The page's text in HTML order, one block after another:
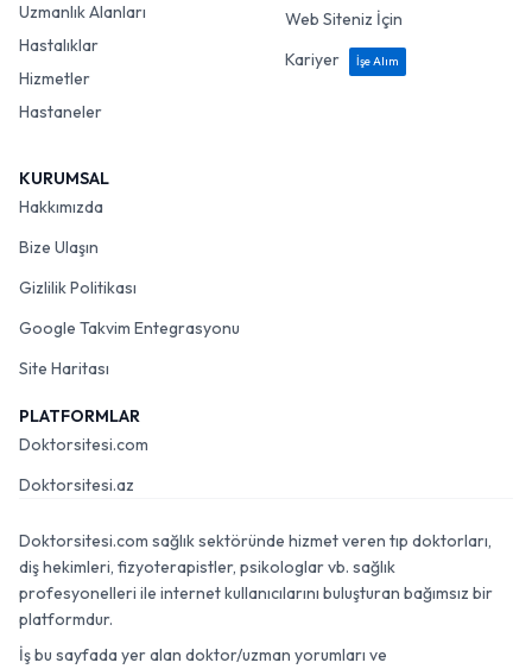
Uzmanlık Alanları
Hastalıklar
Hizmetler
Hastaneler
Web Siteniz İçin
Kariyer
İşe Alım
KURUMSAL
Hakkımızda
Bize Ulaşın
Gizlilik Politikası
Google Takvim Entegrasyonu
Site Haritası
PLATFORMLAR
Doktorsitesi.com
Doktorsitesi.az
Doktorsitesi.com sağlık sektöründe hizmet veren tıp doktorları,
diş hekimleri, fizyoterapistler, psikologlar vb. sağlık
profesyonelleri ile internet kullanıcılarını buluşturan bağımsız bir
platformdur.
İş bu sayfada yer alan doktor/uzman yorumları ve